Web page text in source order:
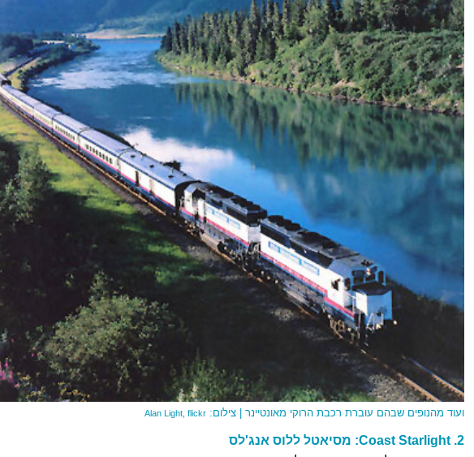
ועוד מהנופים שבהם עוברת רכבת הרוקי מאונטיינר | צילום: Alan Light, flickr
2. Coast Starlight: מסיאטל ללוס אנג'לס